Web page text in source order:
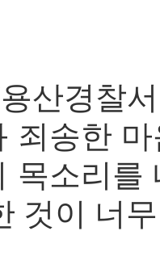
산경찰
죄송한
목소리를
것이 너